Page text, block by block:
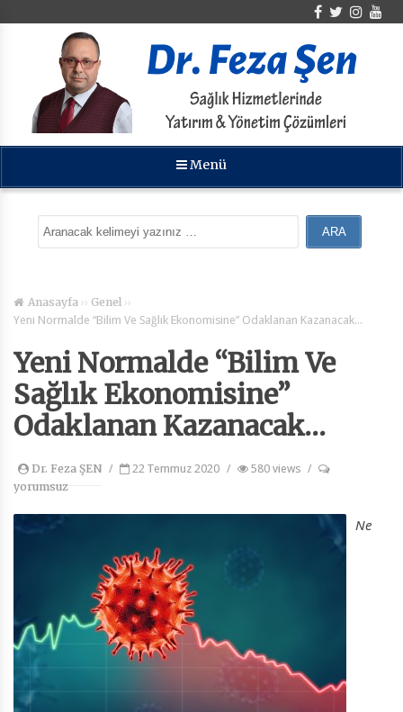
Menü
Anasayfa ›› Genel ››
Yeni Normalde “Bilim Ve Sağlık Ekonomisine” Odaklanan Kazanacak…
Yeni Normalde “Bilim Ve
Sağlık Ekonomisine”
Odaklanan Kazanacak…
Dr. Feza ŞEN / 22 Temmuz 2020 / 580 views /
yorumsuz
Ne